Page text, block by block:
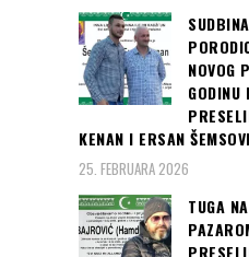
NOVOG
GODINU
KENAN I ERSAN
25. FEBRUARA 2026
TUGA